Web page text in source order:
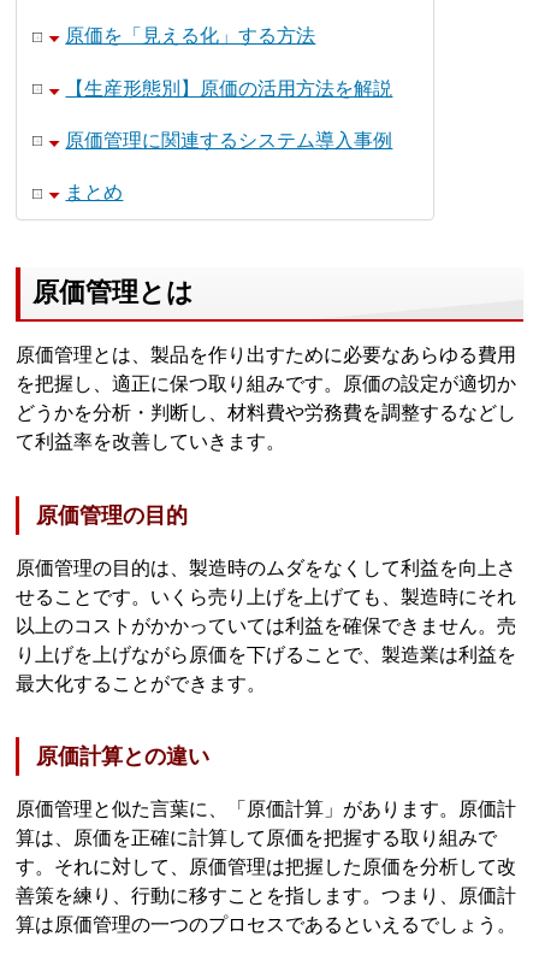
原価を「見える化」する方法
【生産形態別】原価の活用方法を解説
原価管理に関連するシステム導入事例
まとめ
原価管理とは
原価管理とは、製品を作り出すために必要なあらゆる費用
を把握し、適正に保つ取り組みです。原価の設定が適切か
どうかを分析・判断し、材料費や労務費を調整するなどし
て利益率を改善していきます。
原価管理の目的
原価管理の目的は、製造時のムダをなくして利益を向上さ
せることです。いくら売り上げを上げても、製造時にそれ
以上のコストがかかっていては利益を確保できません。売
り上げを上げながら原価を下げることで、製造業は利益を
最大化することができます。
原価計算との違い
原価管理と似た言葉に、「原価計算」があります。原価計
算は、原価を正確に計算して原価を把握する取り組みで
す。それに対して、原価管理は把握した原価を分析して改
善策を練り、行動に移すことを指します。つまり、原価計
算は原価管理の一つのプロセスであるといえるでしょう。